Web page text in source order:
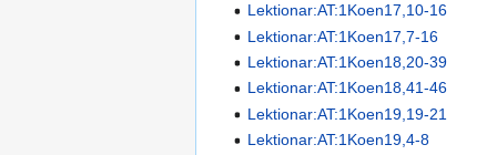
Lektionar:AT:1Koen17,10-16
Lektionar:AT:1Koen17,7-16
Lektionar:AT:1Koen18,20-39
Lektionar:AT:1Koen18,41-46
Lektionar:AT:1Koen19,19-21
Lektionar:AT:1Koen19,4-8